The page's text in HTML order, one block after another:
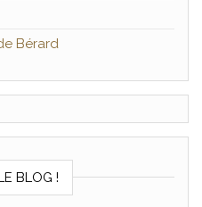
Bérard
BLOG !